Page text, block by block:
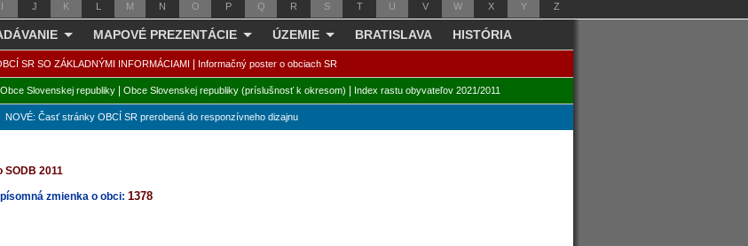
I J K L M N O P Q R S T U V W X Y Z
MAPOVÉ PREZENTÁCIE ÚZEMIE BRATISLAVA HISTÓRIA
SR SO ZÁKLADNÝMI INFORMÁCIAMI Informačný poster o obciach SR
Obce Slovenskej republiky| Obce Slovenskej republiky (príslušnosť k okresom) Index rastu obyvateľov 2021/2011
NOVÉ: Časť stránky OBCÍ SR prerobená do responzívneho dizajnu
2011
zmienka o obci: 1378